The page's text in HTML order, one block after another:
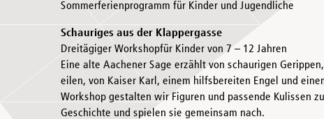
Sommerferienprogramm für Kinder und Jugendliche
Schauriges aus der Klappergasse
Dreitägiger Workshopfür Kinder von 7 – 12 Jahren
Eine alte Aachener Sage erzählt von schaurigen
eilen, von Kaiser Karl, einem hilfsbereiten Engel und
Workshop gestalten wir Figuren und passende Kulissen
Geschichte und spielen sie gemeinsam nach.